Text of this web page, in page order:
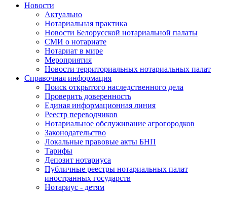
Новости
Актуально
Нотариальная практика
Новости Белорусской нотариальной палаты
СМИ о нотариате
Нотариат в мире
Мероприятия
Новости территориальных нотариальных палат
Справочная информация
Поиск открытого наследственного дела
Проверить доверенность
Единая информационная линия
Реестр переводчиков
Нотариальное обслуживание агрогородков
Законодательство
Локальные правовые акты БНП
Тарифы
Депозит нотариуса
Публичные реестры нотариальных палат
иностранных государств
Нотариус - детям